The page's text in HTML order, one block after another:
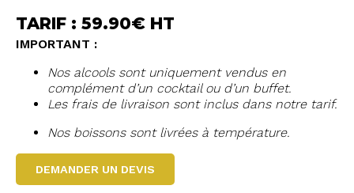
TARIF : 59.90€ HT
IMPORTANT :
Nos alcools sont uniquement vendus en
complément d’un cocktail ou d’un buffet.
Les frais de livraison sont inclus dans notre tarif.
Nos boissons sont livrées à température.
DEMANDER UN DEVIS